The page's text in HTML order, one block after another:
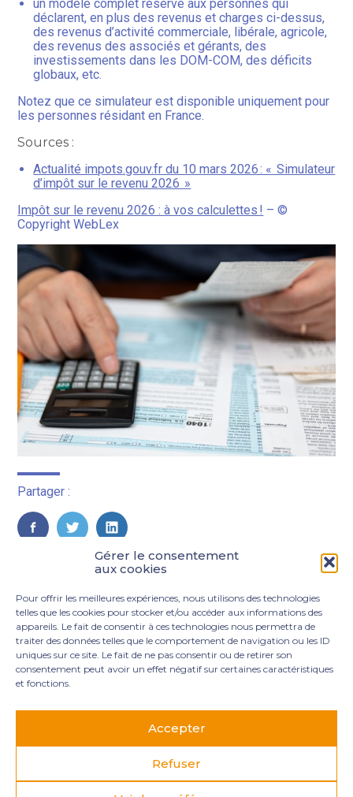
Gérer le consentement
aux cookies
Pour offrir les meilleures expériences, nous utilisons des technologies
telles que les cookies pour stocker et/ou accéder aux informations des
appareils. Le fait de consentir à ces technologies nous permettra de
traiter des données telles que le comportement de navigation ou les ID
uniques sur ce site. Le fait de ne pas consentir ou de retirer son
consentement peut avoir un effet négatif sur certaines caractéristiques
et fonctions.
Accepter
Refuser
un modèle complet réservé aux personnes qui
déclarent, en plus des revenus et charges ci-dessus,
des revenus d’activité commerciale, libérale, agricole,
des revenus des associés et gérants, des
investissements dans les DOM-COM, des déficits
globaux, etc.
Notez que ce simulateur est disponible uniquement pour
les personnes résidant en France.
Sources :
Actualité impots.gouv.fr du 10 mars 2026 : « Simulateur
d’impôt sur le revenu 2026 »
Impôt sur le revenu 2026 : à vos calculettes ! – ©
Copyright WebLex
Partager :
FaceBook
TwitterLinkedIn
Principale
3 rue Marie Dupil – La Plaine Petit Manoir – 97232 Le